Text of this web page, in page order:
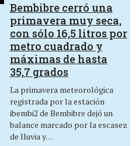
Bembibre cerró una
primavera muy seca,
con sólo 16,5 litros por
metro cuadrado y
máximas de hasta
35,7 grados
La primavera meteorológica
registrada por la estación
ibembi2 de Bembibre dejó un
balance marcado por la escasez
de lluvia y…